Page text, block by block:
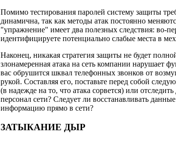
Помимо тестирования паролей систему защиты
динамична, так как методы атак постоянно
"упражнение" имеет два полезных следствия: во-
идентифицируете потенциально слабые места в
Наконец, никакая стратегия защиты не будет
злонамеренная атака на сеть компании нарушает
вас обрушится шквал телефонных звонков от
рукой. Составляя его, поставьте перед собой
(в надежде на то, что атака сорвется) или
персонал сети? Следует ли восстанавливать
информацию прямо в сети?
ЗАТЫКАНИЕ ДЫР